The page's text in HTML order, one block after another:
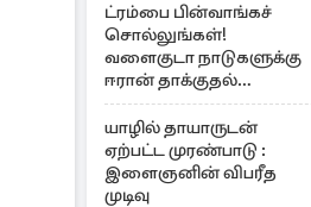
ட்ரம்பை பின்வாங்கச்
சொல்லுங்கள்!
வளைகுடா நாடுகளுக்கு
ஈரான் தாக்குதல்
எச்சரிக்கை
யாழில் தாயாருடன்
ஏற்பட்ட முரண்பாடு :
இளைஞனின் விபரீத
முடிவு